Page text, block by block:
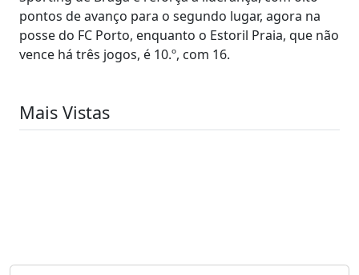
pontos de avanço para o segundo lugar, agora na
posse do FC Porto, enquanto o Estoril Praia, que não
vence há três jogos, é 10.º, com 16.
Mais Vistas